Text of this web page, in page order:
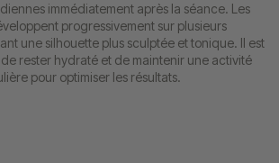
immédiatement après la séance. Les
progressivement sur plusieurs
une silhouette plus sculptée et tonique. Il est
rester hydraté et de maintenir une activité
pour optimiser les résultats.